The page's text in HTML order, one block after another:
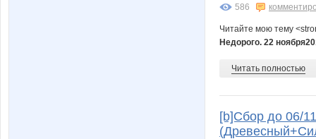
586
Читайте мою тему
Недорого. 22
Читать полностью
[b]Сбор до 06/